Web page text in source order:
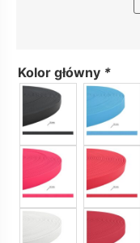
Kolor główny *